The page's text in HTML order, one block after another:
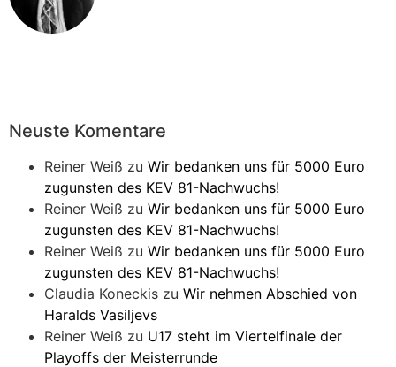
Neuste Komentare
Reiner Weiß zu Wir bedanken uns für 5000 Euro
zugunsten des KEV 81-Nachwuchs!
Reiner Weiß zu Wir bedanken uns für 5000 Euro
zugunsten des KEV 81-Nachwuchs!
Reiner Weiß zu Wir bedanken uns für 5000 Euro
zugunsten des KEV 81-Nachwuchs!
Claudia Koneckis zu Wir nehmen Abschied von
Haralds Vasiljevs
Reiner Weiß zu U17 steht im Viertelfinale der
Playoffs der Meisterrunde